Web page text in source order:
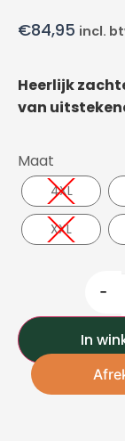
€84,95 incl.
Heerlijk
van
Maat
4XL
XXL
-
In